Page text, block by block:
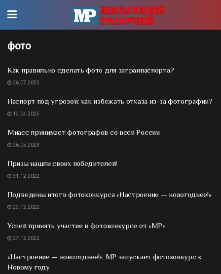
фото
Как правильно сделать фото для загранпаспорта?
26.07.2025
Паспорт под угрозой: как избежать отказа из-за фотографии?
13.04.2025
Миасс принимает фотографов со всей России
26.05.2023
Призы нашли своих победителей!
31.12.2022
Подведены итоги фотоконкурса «Настроение — новогоднее!»
29.12.2022
Успей принять участие в фотоконкурсе от «МР»
27.12.2022
«Настроение — новогоднее!»: МР запускает фотоконкурс к
Новому году